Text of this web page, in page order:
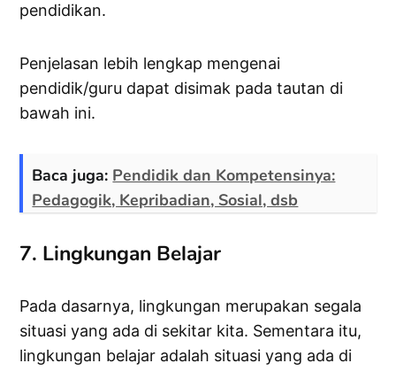
pendidikan.
Penjelasan lebih lengkap mengenai
pendidik/guru dapat disimak pada tautan di
bawah ini.
Baca juga: Pendidik dan Kompetensinya:
Pedagogik, Kepribadian, Sosial, dsb
7. Lingkungan Belajar
Pada dasarnya, lingkungan merupakan segala
situasi yang ada di sekitar kita. Sementara itu,
lingkungan belajar adalah situasi yang ada di